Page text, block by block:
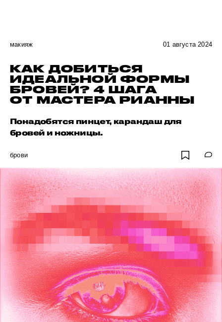
макияж 01 августа 2024
КАК ДОБИТЬСЯ
ИДЕАЛЬНОЙ ФОРМЫ
БРОВЕЙ? 4 ШАГА
ОТ МАСТЕРА РИАННЫ
Понадобятся пинцет, карандаш для
бровей и ножницы.
брови